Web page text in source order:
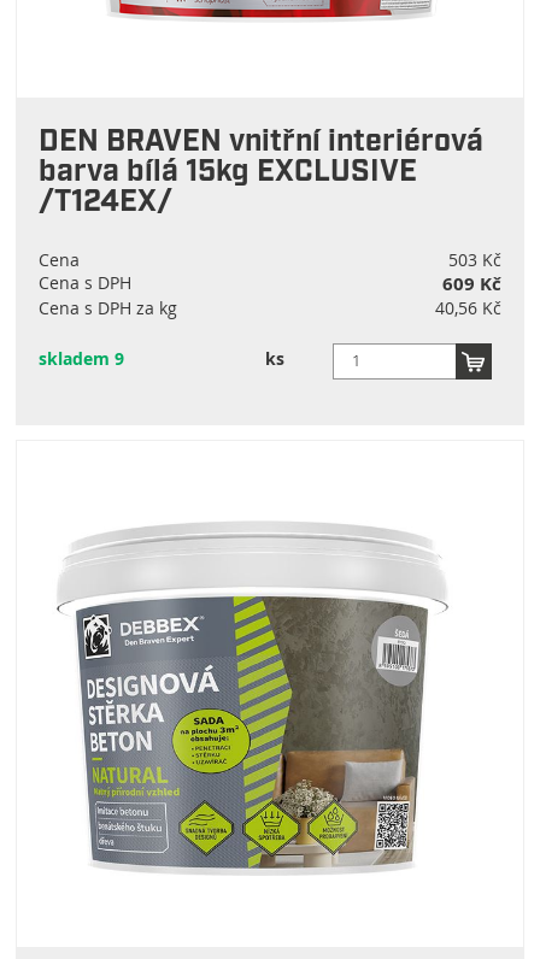
DEN BRAVEN vnitřní interiérová
barva bílá 15kg EXCLUSIVE
/T124EX/
Cena
503 Kč
Cena s DPH
609 Kč
Cena s DPH za kg 40,56 Kč
skladem 9 ks